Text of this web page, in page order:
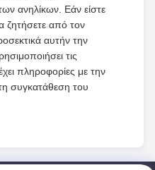
ανηλίκων. Εάν είστε
ζητήσετε από τον
αυτήν την
τις
πληροφορίες με την
συγκατάθεση του